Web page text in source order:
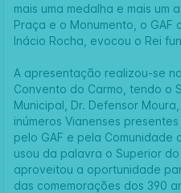
mais uma medalha e mais um
Praça e o Monumento, o GAF
Inácio Rocha, evocou o Rei
A apresentação realizou-se
Convento do Carmo, tendo o
Municipal, Dr. Defensor
inúmeros Vianenses
pelo GAF e pela Comunidade
usou da palavra o Superior
aproveitou a oportunidade
das comemorações dos 390